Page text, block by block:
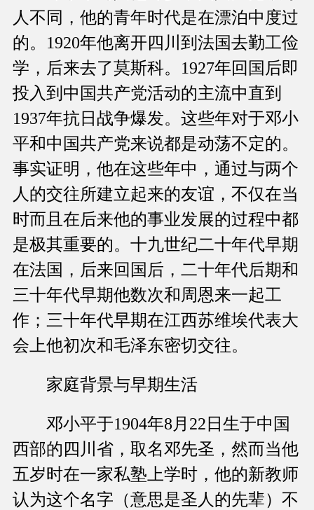
人不同，他的青年时代是在漂泊中度过
的。1920年他离开四川到法国去勤工俭
学，后来去了莫斯科。1927年回国后即
投入到中国共产党活动的主流中直到
1937年抗日战争爆发。这些年对于邓小
平和中国共产党来说都是动荡不定的。
事实证明，他在这些年中，通过与两个
人的交往所建立起来的友谊，不仅在当
时而且在后来他的事业发展的过程中都
是极其重要的。十九世纪二十年代早期
在法国，后来回国后，二十年代后期和
三十年代早期他数次和周恩来一起工
作；三十年代早期在江西苏维埃代表大
会上他初次和毛泽东密切交往。
家庭背景与早期生活
邓小平于1904年8月22日生于中国
西部的四川省，取名邓先圣，然而当他
五岁时在一家私塾上学时，他的新教师
认为这个名字（意思是圣人的先辈）不